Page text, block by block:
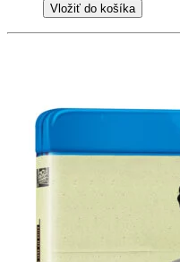
Vložiť do košíka